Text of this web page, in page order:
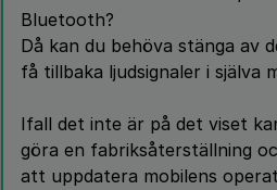
Bluetooth?
Då kan du behöva stänga av
få tillbaka ljudsignaler i själva
Ifall det inte är på det viset
göra en fabriksåterställning
att uppdatera mobilens